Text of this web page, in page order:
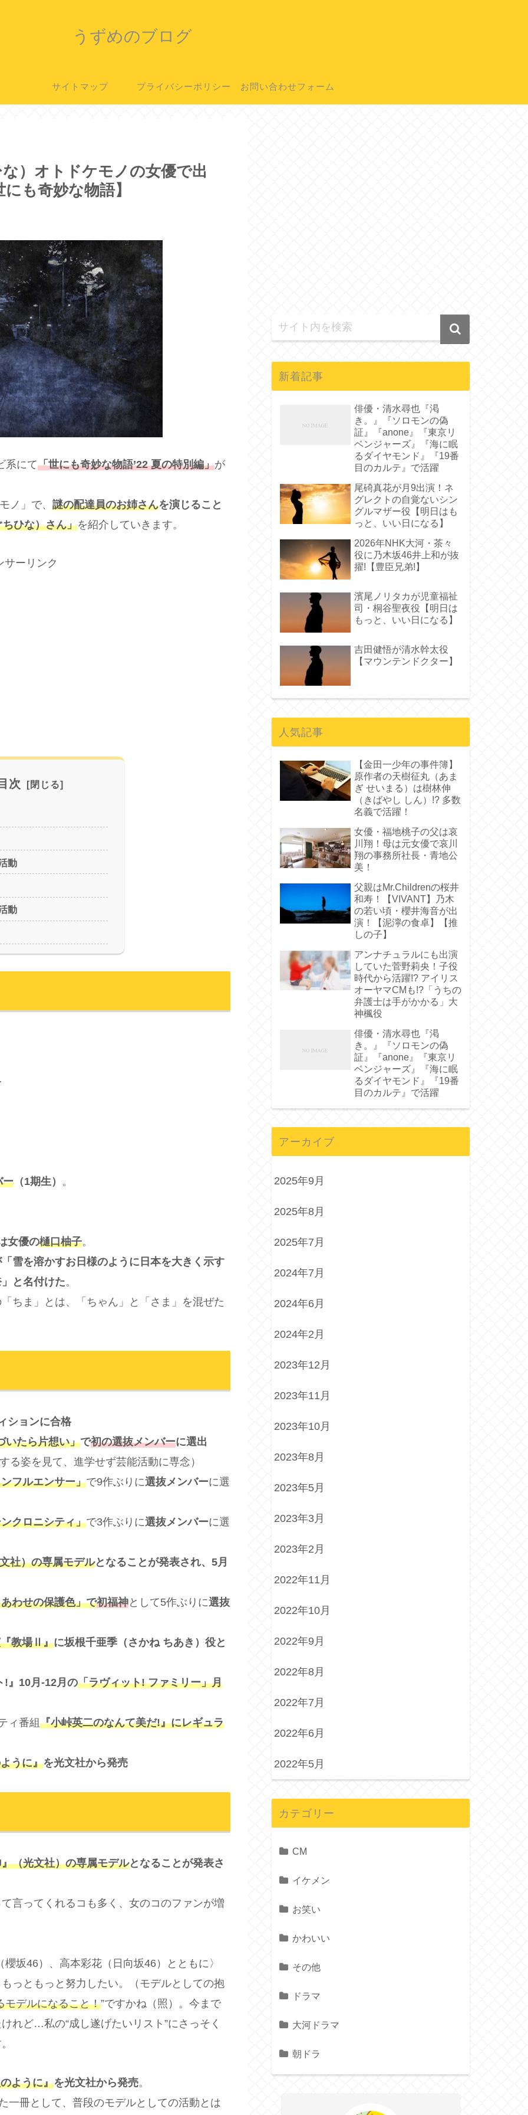
うずめのブログ
サイトマップ プライバシーポリシー お問い合わせフォーム
）オトドケモノの女優で出
も奇妙な物語】
系にて「世にも奇妙な物語’22 夏の特別編」が
ノ」で、 謎の配達員のお姉さんを演じること
ひな）さん」を紹介していきます。
サーリンク
次
動
動
ー （1期生） 。
女優の樋口柚子。
雪を溶かすお日様のように日本を大きく示す
と名付けた。
ちま」とは、「ちゃん」と「さま」を混ぜた
ションに合格
いたら片想い」で初の選抜メンバーに選出
る姿を見て、進学せず芸能活動に専念）
フルエンサー」で9作ぶりに選抜メンバーに選
クロニシティ」で3作ぶりに選抜メンバーに選
社）の専属モデルとなることが発表され、5月
わせの保護色」で初福神として5作ぶりに選抜
『教場Ⅱ』に坂根千亜季（さかね ちあき）役と
!』10月-12月の「ラヴィット! ファミリー」月
ィ番組 『小峠英二のなんて美だ!』にレギュラ
うに』を光文社から発売
（光文社）の専属モデルとなることが発表さ
言ってくれるコも多く、女のコのファンが増
櫻坂46）、高本彩花（日向坂46）とともに〉
っともっと努力したい。（モデルとしての抱
モデルになること！”ですかね（照）。今まで
れど…私の“成し遂げたいリスト”にさっそく
ように』を光文社から発売。
一冊として、普段のモデルとしての活動とは
新着記事
俳優・清水尋也『渇
き。』『ソロモンの偽
証』『anone』『東京リ
ベンジャーズ』『海に眠
るダイヤモンド』『19番
目のカルテ』で活躍
尾碕真花が月9出演！ネ
グレクトの自覚ないシン
グルマザー役【明日はも
っと、いい日になる】
2026年NHK大河・茶々
役に乃木坂46井上和が抜
擢!【豊臣兄弟!】
濱尾ノリタカが児童福祉
司・桐谷聖夜役【明日は
もっと、いい日になる】
吉田健悟が清水幹太役
【マウンテンドクター】
人気記事
【金田一少年の事件簿】
原作者の天樹征丸（あま
ぎ せいまる）は樹林伸
（きばやし しん）!? 多数
名義で活躍！
女優・福地桃子の父は哀
川翔！母は元女優で哀川
翔の事務所社長・青地公
美！
父親はMr.Childrenの桜井
和寿！【VIVANT】乃木
の若い頃・櫻井海音が出
演！【泥濘の食卓】【推
しの子】
アンナチュラルにも出演
していた菅野莉央！子役
時代から活躍!? アイリス
オーヤマCMも!?「うちの
弁護士は手がかかる」大
神楓役
俳優・清水尋也『渇
き。』『ソロモンの偽
証』『anone』『東京リ
ベンジャーズ』『海に眠
るダイヤモンド』『19番
目のカルテ』で活躍
アーカイブ
2025年9月
2025年8月
2025年7月
2024年7月
2024年6月
2024年2月
2023年12月
2023年11月
2023年10月
2023年8月
2023年5月
2023年3月
2023年2月
2022年11月
2022年10月
2022年9月
2022年8月
2022年7月
2022年6月
2022年5月
カテゴリー
CM
イケメン
お笑い
かわいい
その他
ドラマ
大河ドラマ
朝ドラ